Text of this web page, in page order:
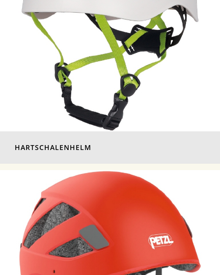
HARTSCHALENHELM